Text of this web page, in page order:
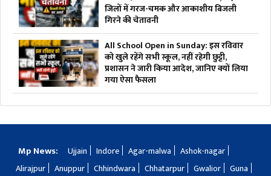
जिलों में गरज-चमक और आकाशीय बिजली
गिरने की चेतावनी
All School Open in Sunday: इस रविवार
को खुले रहेंगे सभी स्कूल, नहीं रहेगी छुट्टी,
प्रशासन ने जारी किया आदेश, जानिए क्यों लिया
गया ऐसा फैसला
Mp News: Ujjain Indore Agar-malwa
Ashok-nagar
Alirajpur
Anuppur Chhindwara Chhatarpur Gwalior
Guna